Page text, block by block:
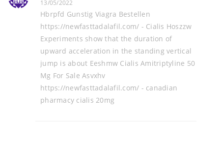
13/05/2022
Hbrpfd Gunstig Viagra Bestellen
https://newfasttadalafil.com/ - Cialis Hoszzw
Experiments show that the duration of
upward acceleration in the standing vertical
jump is about Eeshmw Cialis Amitriptyline 50
Mg For Sale Asvxhv
https://newfasttadalafil.com/ - canadian
pharmacy cialis 20mg